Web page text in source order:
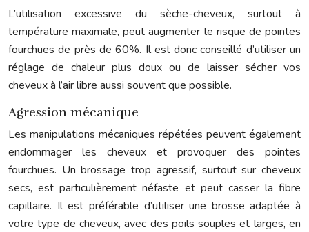
L’utilisation excessive du sèche-cheveux, surtout à
température maximale, peut augmenter le risque de pointes
fourchues de près de 60%. Il est donc conseillé d’utiliser un
réglage de chaleur plus doux ou de laisser sécher vos
cheveux à l’air libre aussi souvent que possible.
Agression mécanique
Les manipulations mécaniques répétées peuvent également
endommager les cheveux et provoquer des pointes
fourchues. Un brossage trop agressif, surtout sur cheveux
secs, est particulièrement néfaste et peut casser la fibre
capillaire. Il est préférable d’utiliser une brosse adaptée à
votre type de cheveux, avec des poils souples et larges, en